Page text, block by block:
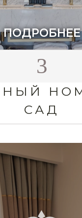
ПОДРОБНЕЕ
4
САД